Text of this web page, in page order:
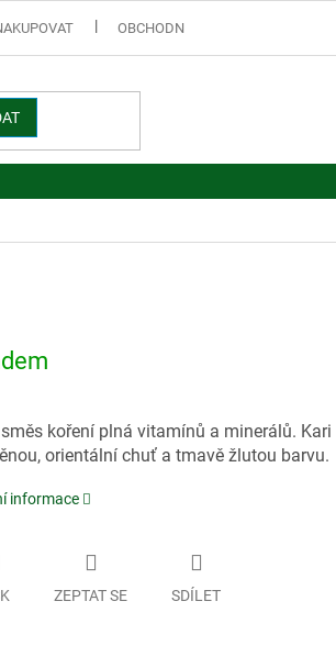
OBCHODNÍ PODMÍNKY
koření plná vitamínů a minerálů.
orientální chuť a tmavě žlutou barvu.
informace
ZEPTAT SE SDÍLET